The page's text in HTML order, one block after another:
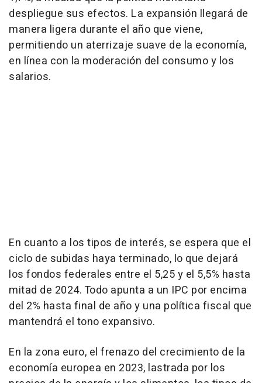
despliegue sus efectos. La expansión llegará de
manera ligera durante el año que viene,
permitiendo un aterrizaje suave de la economía,
en línea con la moderación del consumo y los
salarios.
En cuanto a los tipos de interés, se espera que el
ciclo de subidas haya terminado, lo que dejará
los fondos federales entre el 5,25 y el 5,5% hasta
mitad de 2024. Todo apunta a un IPC por encima
del 2% hasta final de año y una política fiscal que
mantendrá el tono expansivo.
En la zona euro, el frenazo del crecimiento de la
economía europea en 2023, lastrada por los